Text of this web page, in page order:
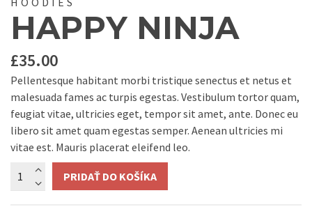
HAPPY NINJA
£35.00
Pellentesque habitant morbi tristique senectus et netus et
malesuada fames ac turpis egestas. Vestibulum tortor quam,
feugiat vitae, ultricies eget, tempor sit amet, ante. Donec eu
libero sit amet quam egestas semper. Aenean ultricies mi
vitae est. Mauris placerat eleifend leo.
Množstvo
PRIDAŤ DO KOŠÍKA